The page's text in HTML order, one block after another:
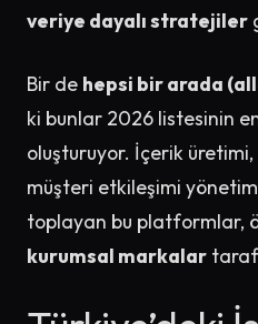
veriye dayalı stratejiler
Bir de hepsi bir arada
ki bunlar 2026 listesinin
oluşturuyor. İçerik
müşteri etkileşimi
toplayan bu platformlar,
kurumsal markalar